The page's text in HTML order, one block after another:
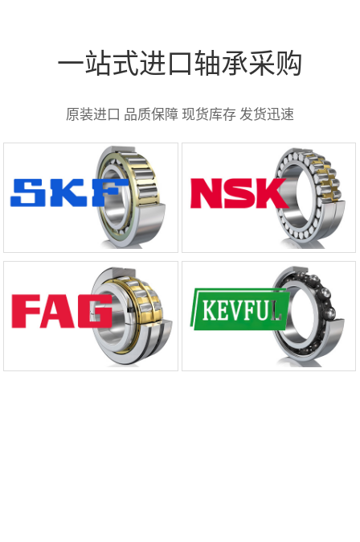
一站式进口轴承采购
原装进口 品质保障 现货库存 发货迅速